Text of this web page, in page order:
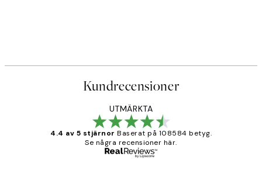
Kundrecensioner
UTMÄRKTA
4.4 av 5 stjärnor Baserat på 108584 betyg.
Se några recensioner här.